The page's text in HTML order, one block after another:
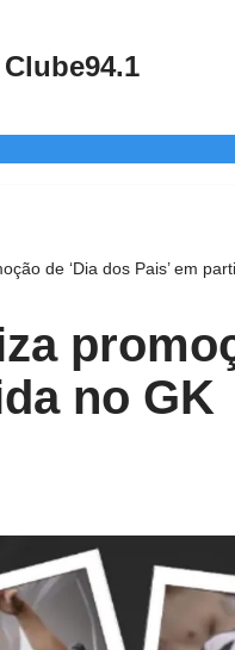
de ‘Dia dos Pais’ em
no GK